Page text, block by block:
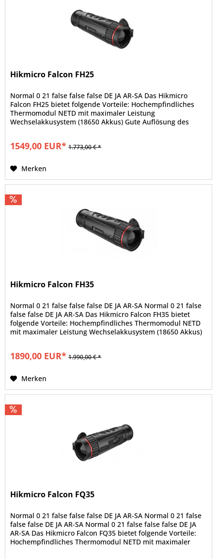
Hikmicro Falcon FH25
Normal 0 21 false false false DE JA AR-SA Das Hikmicro
Falcon FH25 bietet folgende Vorteile: Hochempfindliches
Thermomodul NETD mit maximaler Leistung
Wechselakkusystem (18650 Akkus) Gute Auflösung des
1549,00 EUR* 1.773,00 € *
Merken
Hikmicro Falcon FH35
Normal 0 21 false false false DE JA AR-SA Normal 0 21 false
false false DE JA AR-SA Das Hikmicro Falcon FH35 bietet
folgende Vorteile: Hochempfindliches Thermomodul NETD
mit maximaler Leistung Wechselakkusystem (18650 Akkus)
1890,00 EUR* 1.990,00 € *
Merken
Hikmicro Falcon FQ35
Normal 0 21 false false false DE JA AR-SA Normal 0 21 false
false false DE JA AR-SA Normal 0 21 false false false DE JA
AR-SA Das Hikmicro Falcon FQ35 bietet folgende Vorteile:
Hochempfindliches Thermomodul NETD mit maximaler